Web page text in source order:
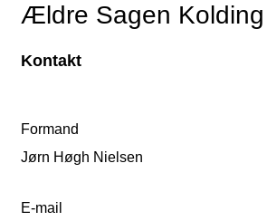
Ældre Sagen Kolding
Kontakt
Formand
Jørn Høgh Nielsen
E-mail